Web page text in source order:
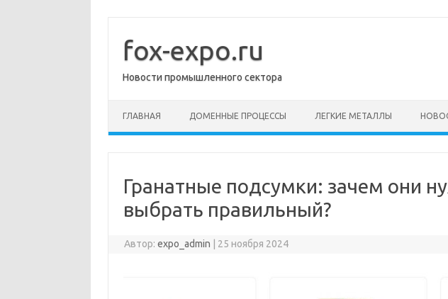
содержимому
fox-expo.ru
Новости промышленного сектора
ГЛАВНАЯ ДОМЕННЫЕ ПРОЦЕССЫ ЛЕГКИЕ МЕТАЛЛЫ
Гранатные подсумки: зачем они
выбрать правильный?
Автор:expo_admin 25 ноября 2024